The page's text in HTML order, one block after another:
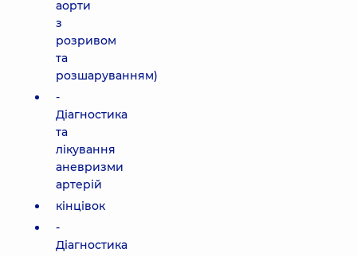
аорти
з
розривом
та
розшаруванням)
-
Діагностика
та
лікування
аневризми
артерій
кінцівок
-
Діагностика